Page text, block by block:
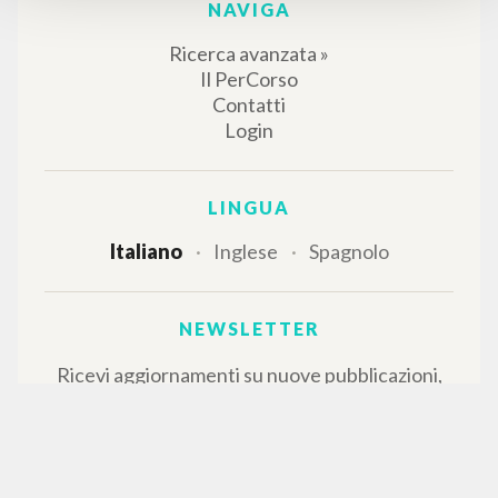
NAVIGA
Ricerca avanzata »
Il PerCorso
Contatti
Login
LINGUA
Italiano Inglese Spagnolo
NEWSLETTER
Ricevi aggiornamenti su nuove pubblicazioni,